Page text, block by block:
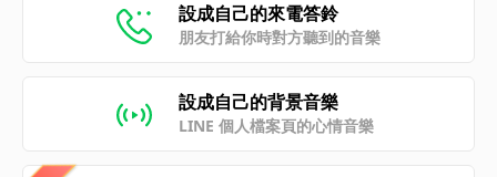
設成自己的來電答鈴
朋友打給你時對方聽到的音樂
設成自己的背景音樂
LINE 個人檔案頁的心情音樂